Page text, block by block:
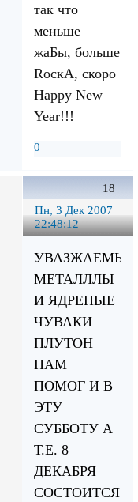
так что
меньше
жаБы, больше
RоcкА, скоро
Happy New
Year!!!
0
18
Пн, 3 Дек 2007
22:48:12
УВАЗЖАЕМЫЕ
МЕТАЛЛЛЫ
И ЯДРЕНЫЕ
ЧУВАКИ
ПЛУТОН
НАМ
ПОМОГ И В
ЭТУ
СУББОТУ А
Т.Е. 8
ДЕКАБРЯ
СОСТОИТСЯ